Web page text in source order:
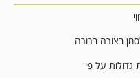
בצורה ברורה
על פי